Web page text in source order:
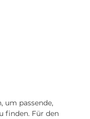
um passende,
finden. Für den